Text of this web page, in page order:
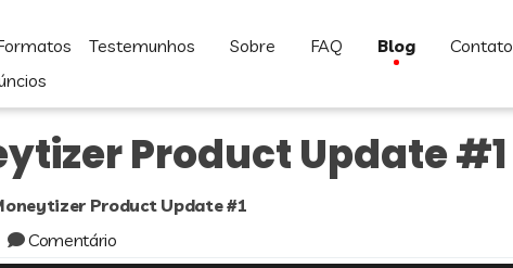
testemunhos sobre FAQ blog contato
Product Update #1
Product Update #1
Comentário